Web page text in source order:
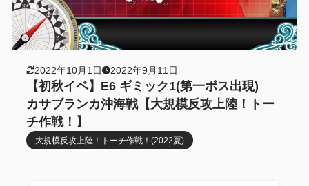
2022年10月1日 2022年9月11日
【初秋イベ】E6 ギミック1(第一ボス出現)
カサブランカ沖海戦【大規模反攻上陸！トー
チ作戦！】
大規模反攻上陸！トーチ作戦！(2022夏)